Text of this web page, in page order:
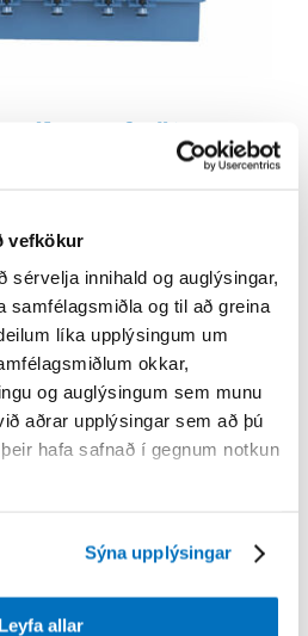
vefkökur
sérvelja innihald og auglýsingar,
samfélagsmiðla og til að greina
líka upplýsingum um
okkar,
og auglýsingum sem munu
aðrar upplýsingar sem að þú
hafa safnað í gegnum notkun
Sýna upplýsingar
Leyfa allar
Rafstöðvar
orkuöflunar bæði á landi